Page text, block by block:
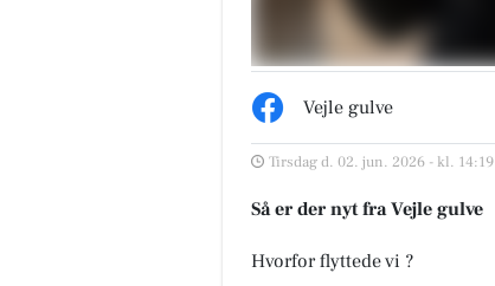
Vejle gulve
Tirsdag d. 02. jun. 2026 - kl. 14:19
Så er der nyt fra Vejle gulve
Hvorfor flyttede vi ?